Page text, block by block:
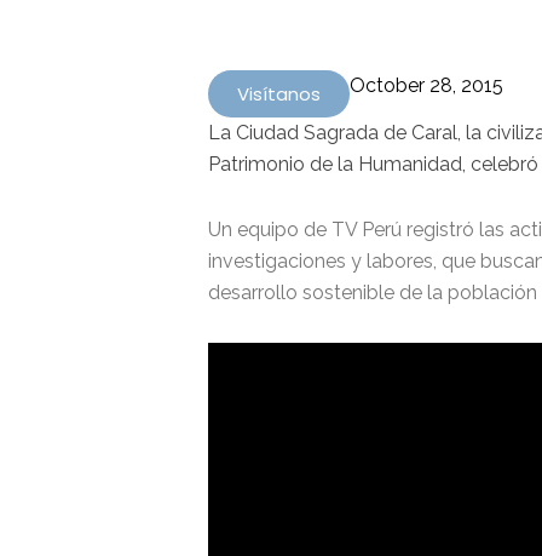
Visítanos October 28, 2015
La Ciudad Sagrada de Caral, la
Patrimonio de la Humanidad,
Un equipo de TV Perú registró las
investigaciones y labores, que
desarrollo sostenible de la